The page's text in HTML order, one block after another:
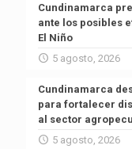
Cundinamarca
ante los posibles
El Niño
5 agosto, 2026
Cundinamarca
para fortalecer
al sector
5 agosto, 2026